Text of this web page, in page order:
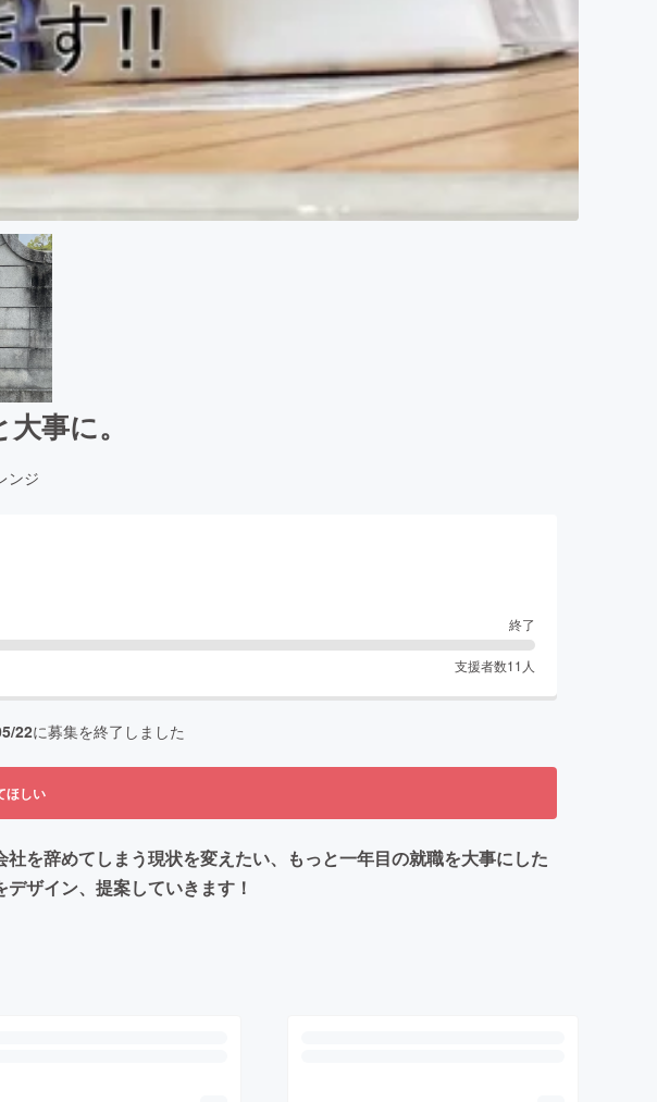
事に。
ンジ
終了
支援者数11 人
22に募集を終了しました
ほしい
を辞めてしまう現状を変えたい、もっと一年目の就職を大事にした
ザイン、提案していきます！